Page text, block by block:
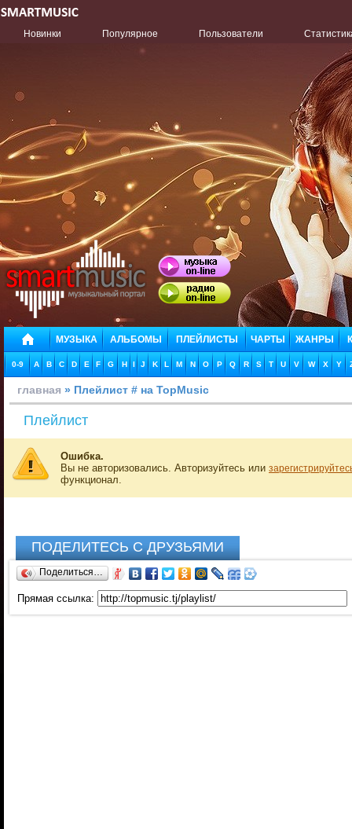
Новинки Популярное Пользователи
МУЗЫКА АЛЬБОМЫ ПЛЕЙЛИСТЫ ЧАРТЫ ЖАНРЫ
0-9 A B C D E F G H I J K L M N O P Q R S T U V W X Y
главная » Плейлист # на TopMusic
Плейлист
Ошибка.
Вы не авторизовались. Авторизуйтесь или
функционал.
ПОДЕЛИТЕСЬ С ДРУЗЬЯМИ
Поделиться…
Прямая ссылка: